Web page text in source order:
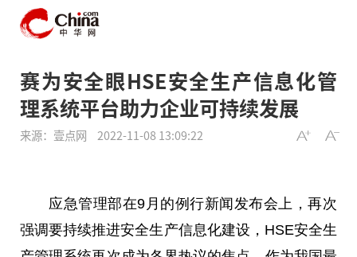
赛为安全眼HSE安全生产信息化管
理系统平台助力企业可持续发展
来源：壹点网 2022-11-08 13:09:22
应急管理部在9月的例行新闻发布会上，再次
强调要持续推进安全生产信息化建设，HSE安全生